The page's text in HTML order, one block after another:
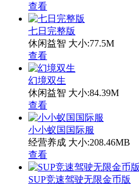
查看
七日完整版
休闲益智 大小:77.5M
查看
幻境双生
休闲益智 大小:84.39M
查看
小小蚁国国际服
经营养成 大小:208.46MB
查看
SUP竞速驾驶无限金币版